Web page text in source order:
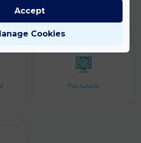
Piackutatás
Cookies
Accept